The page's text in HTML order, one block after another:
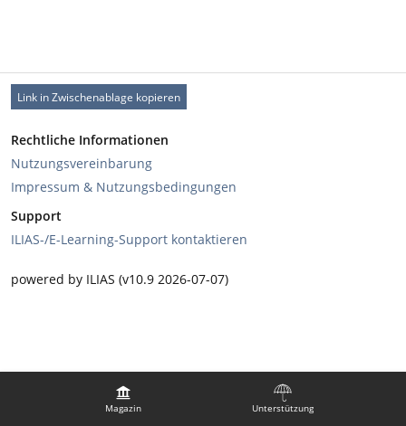
Magazin Unterstützung
Link in Zwischenablage kopieren
Rechtliche Informationen
Nutzungsvereinbarung
Impressum & Nutzungsbedingungen
Support
ILIAS-/E-Learning-Support kontaktieren
powered by ILIAS (v10.9 2026-07-07)